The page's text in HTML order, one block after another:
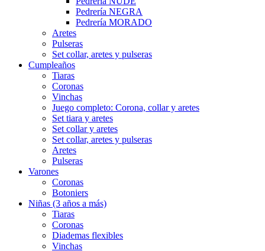
Pedrería NEGRA
Pedrería MORADO
Aretes
Pulseras
Set collar, aretes y pulseras
Cumpleaños
Tiaras
Coronas
Vinchas
Juego completo: Corona, collar y aretes
Set tiara y aretes
Set collar y aretes
Set collar, aretes y pulseras
Aretes
Pulseras
Varones
Coronas
Botoniers
Niñas (3 años a más)
Tiaras
Coronas
Diademas flexibles
Vinchas